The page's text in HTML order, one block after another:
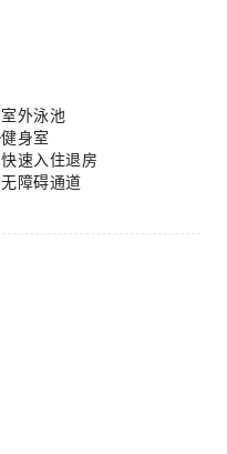
室外泳池
健身室
快速入住退房
无障碍通道